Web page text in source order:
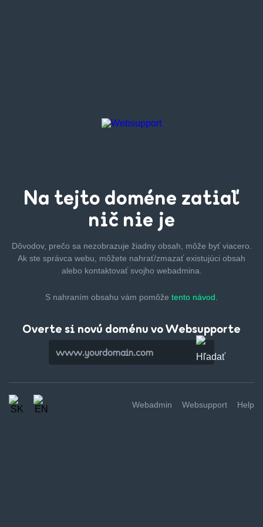
Na tejto doméne zatiaľ
nič nie je
Dôvodov, prečo sa nezobrazuje žiadny obsah, môže byťviacero.
Ak ste správca webu, môžete nahrať/zmazaťexistujúci obsah
alebo kontaktovať svojho webadmina.
S nahraním obsahu vám pomôže tento návod.
Overte si novú doménu vo Websupporte
Webadmin Websupport Help